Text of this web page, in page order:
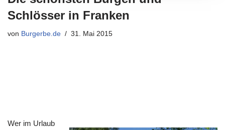
Schlösser in Franken
von Burgerbe.de 31. Mai 2015
Wer im Urlaub